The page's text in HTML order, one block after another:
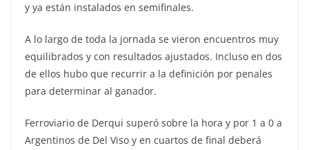
y ya están instalados en semifinales.
A lo largo de toda la jornada se vieron encuentros muy
equilibrados y con resultados ajustados. Incluso en dos
de ellos hubo que recurrir a la definición por penales
para determinar al ganador.
Ferroviario de Derqui superó sobre la hora y por 1 a 0 a
Argentinos de Del Viso y en cuartos de final deberá